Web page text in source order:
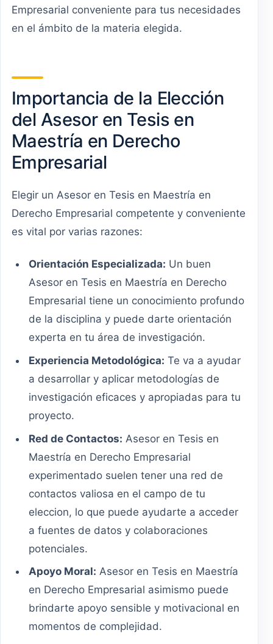
Empresarial conveniente para tus necesidades
en el ámbito de la materia elegida.
Importancia de la Elección
del Asesor en Tesis en
Maestría en Derecho
Empresarial
Elegir un Asesor en Tesis en Maestría en
Derecho Empresarial competente y conveniente
es vital por varias razones:
Orientación Especializada: Un buen
Asesor en Tesis en Maestría en Derecho
Empresarial tiene un conocimiento profundo
de la disciplina y puede darte orientación
experta en tu área de investigación.
Experiencia Metodológica: Te va a ayudar
a desarrollar y aplicar metodologías de
investigación eficaces y apropiadas para tu
proyecto.
Red de Contactos: Asesor en Tesis en
Maestría en Derecho Empresarial
experimentado suelen tener una red de
contactos valiosa en el campo de tu
eleccion, lo que puede ayudarte a acceder
a fuentes de datos y colaboraciones
potenciales.
Apoyo Moral: Asesor en Tesis en Maestría
en Derecho Empresarial asimismo puede
brindarte apoyo sensible y motivacional en
momentos de complejidad.